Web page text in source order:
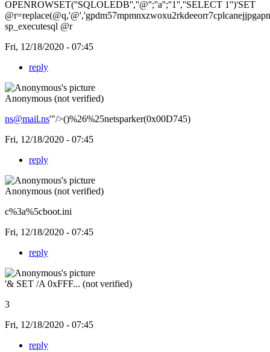
OPENROWSET(''SQLOLEDB'',''@'';''a'';''1'',''SELECT 1'')'SET
sp_executesql @r
Fri, 12/18/2020 - 07:45
reply
Anonymous (not verified)
ns@mail.ns'"/>()%26%25netsparker(0x00D745)
Fri, 12/18/2020 - 07:45
reply
Anonymous (not verified)
c%3a%5cboot.ini
Fri, 12/18/2020 - 07:45
reply
'& SET /A 0xFFF... (not verified)
3
Fri, 12/18/2020 - 07:45
reply